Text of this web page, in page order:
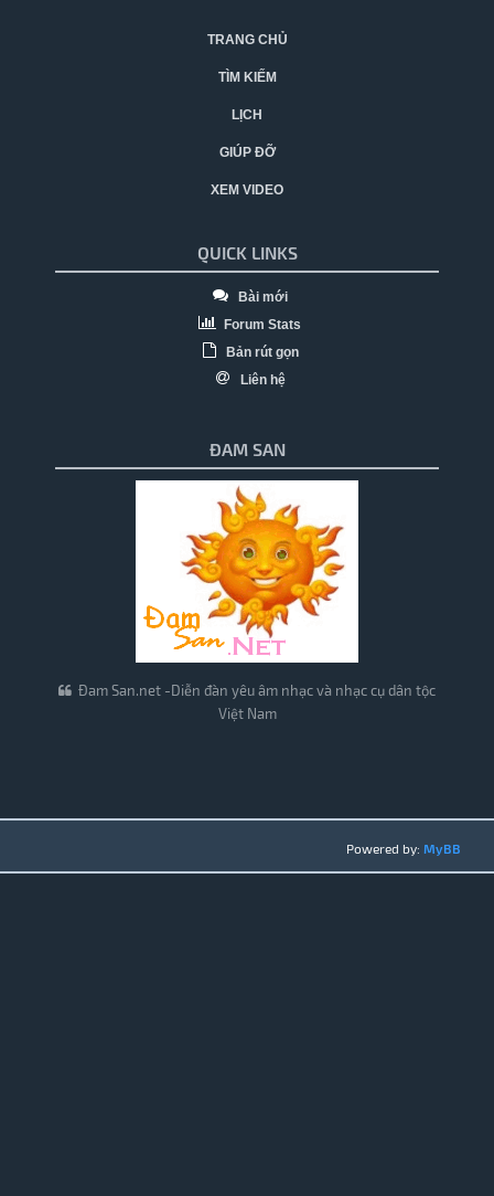
TRANG CHỦ
TÌM KIẾM
LỊCH
GIÚP ĐỠ
XEM VIDEO
QUICK LINKS
Bài mới
Forum Stats
Bản rút gọn
Liên hệ
ĐAM SAN
Đam San.net -Diễn đàn yêu âm nhạc và nhạc cụ dân tộc
Việt Nam
Powered by: MyBB